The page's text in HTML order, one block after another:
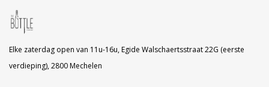
Elke zaterdag open van 11u-16u, Egide Walschaertsstraat 22G (eerste
verdieping), 2800 Mechelen